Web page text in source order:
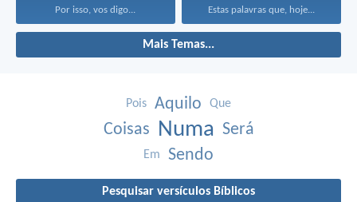
Por isso, vos digo... Estas palavras que, hoje...
Mais Temas...
Pois Aquilo Que
Coisas Numa Será
Em Sendo
Pesquisar versículos Bíblicos